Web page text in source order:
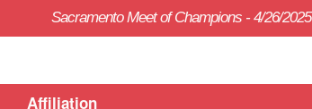
Sacramento Meet of Champions - 4/26/2025
Affiliation